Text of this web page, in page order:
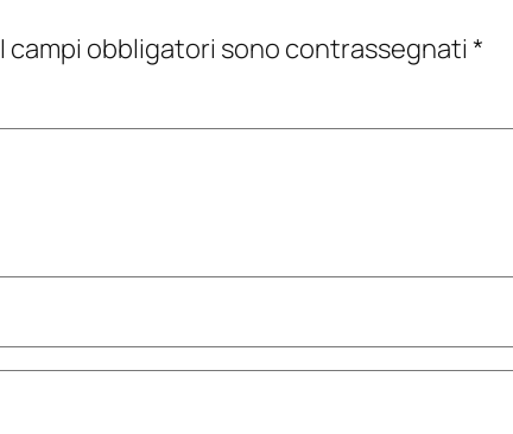
I campi obbligatori sono contrassegnati *